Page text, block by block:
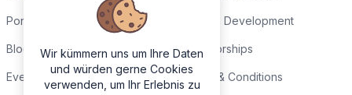
Portfolio
Blog
Events
Custom Development
Sponsorships
Terms & Conditions
Wir kümmern uns um Ihre Daten
und würden gerne Cookies
verwenden, um Ihr Erlebnis zu